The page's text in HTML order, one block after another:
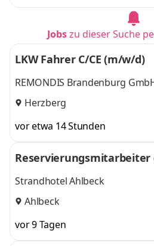
Jobszu dieser Suche
LKW Fahrer C/CE (m/w/d)
REMONDIS Brandenburg
Herzberg
vor etwa 14 Stunden
Reservierungsmitarbeiter
Strandhotel Ahlbeck
Ahlbeck
vor 9 Tagen